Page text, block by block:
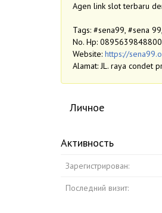
Agen link slot terbaru
Tags: #sena99, #sena
No. Hp: 0895639848800
Website: https://
Alamat: JL. raya condet
Личное
Активность
Зарегистрирован:
Последний визит: